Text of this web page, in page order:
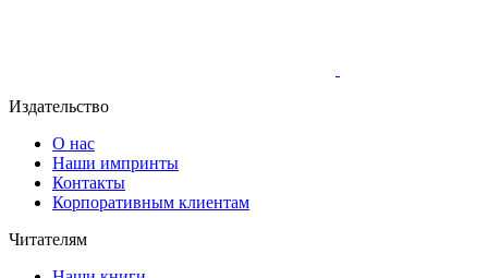
Издательство
О нас
Наши импринты
Контакты
Корпоративным клиентам
Читателям